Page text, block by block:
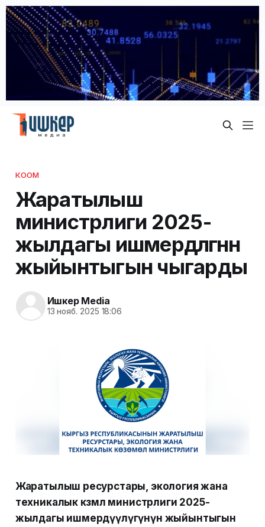
КООМ
Жаратылыш
министрлиги 2025-
жылдагы ишмердүүлүгүнүн
жыйынтыгын чыгарды
Ишкер Media
13 нояб. 2025 18:06
Жаратылыш ресурстары, экология жана
техникалык көзөмөл министрлиги 2025-
жылдагы ишмердүүлүгүнүн жыйынтыгын